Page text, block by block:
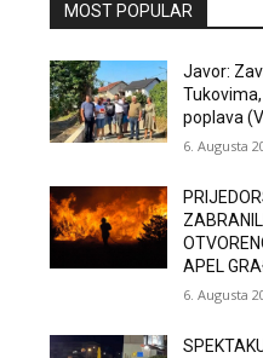
MOST POPULAR
Javor:
poplava
6. Augusta
APEL
6. Augusta